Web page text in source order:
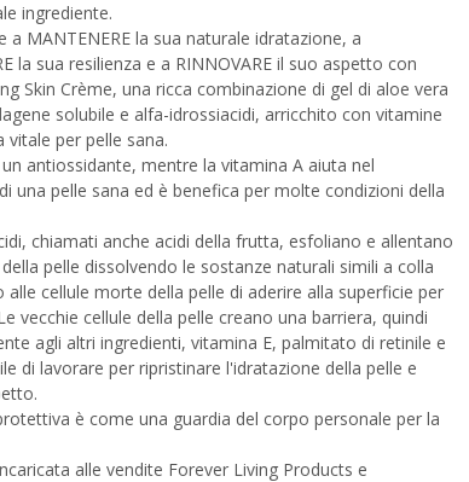
ingrediente.
a MANTENERE la sua naturale idratazione, a
la sua resilienza e a RINNOVARE il suo aspetto con
Skin Crème, una ricca combinazione di gel di aloe vera
solubile e alfa-idrossiacidi, arricchito con vitamine
vitale per pelle sana.
antiossidante, mentre la vitamina A aiuta nel
una pelle sana ed è benefica per molte condizioni della
chiamati anche acidi della frutta, esfoliano e allentano
pelle dissolvendo le sostanze naturali simili a colla
alle cellule morte della pelle di aderire alla superficie per
vecchie cellule della pelle creano una barriera, quindi
agli altri ingredienti, vitamina E, palmitato di retinile e
di lavorare per ripristinare l'idratazione della pelle e
è come una guardia del corpo personale per la
alle vendite Forever Living Products e